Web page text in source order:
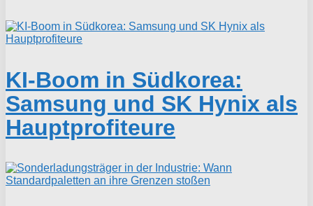
KI-Boom in Südkorea:
Samsung und SK Hynix als
Hauptprofiteure